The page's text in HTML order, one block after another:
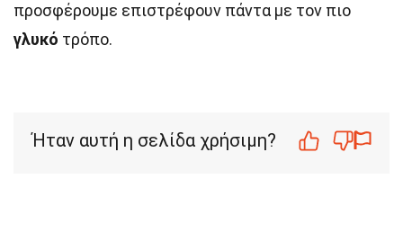
προσφέρουμε επιστρέφουν πάντα με τον πιο
γλυκό τρόπο.
Ήταν αυτή η σελίδα χρήσιμη?